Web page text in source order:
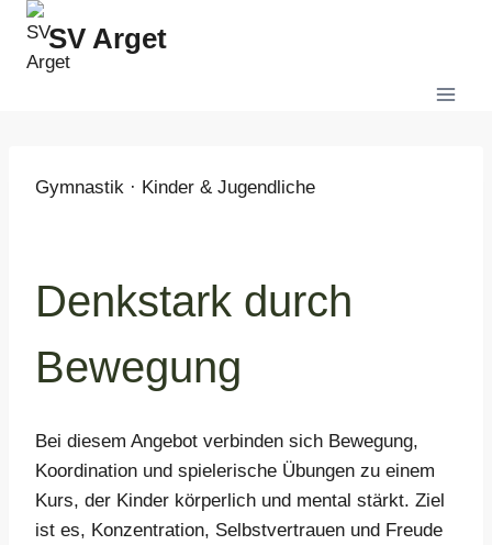
Zum
Inhalt
springen
SV Arget
Gymnastik · Kinder & Jugendliche
Denkstark durch
Bewegung
Bei diesem Angebot verbinden sich Bewegung,
Koordination und spielerische Übungen zu einem
Kurs, der Kinder körperlich und mental stärkt. Ziel
ist es, Konzentration, Selbstvertrauen und Freude